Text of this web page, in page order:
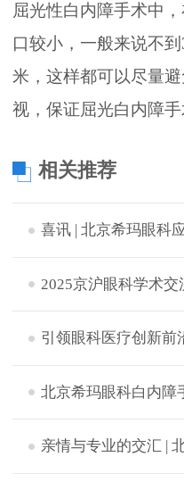
屈光性白内障手术中
口较小，一般来说不
米，这样都可以尽量
视，保证屈光白内障手
相关推荐